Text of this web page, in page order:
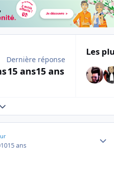
Dernière réponse
15 ans15 ans
Les
Expand topic overview
15 ans